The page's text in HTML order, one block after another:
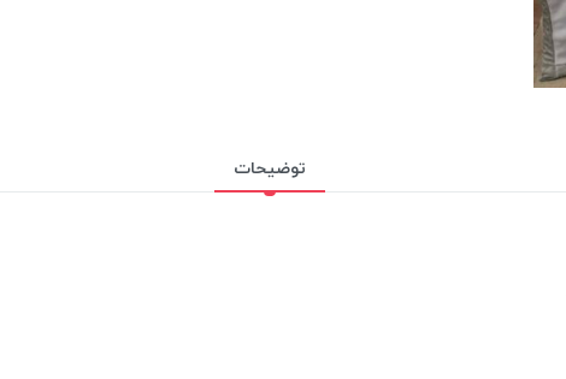
توضیحات